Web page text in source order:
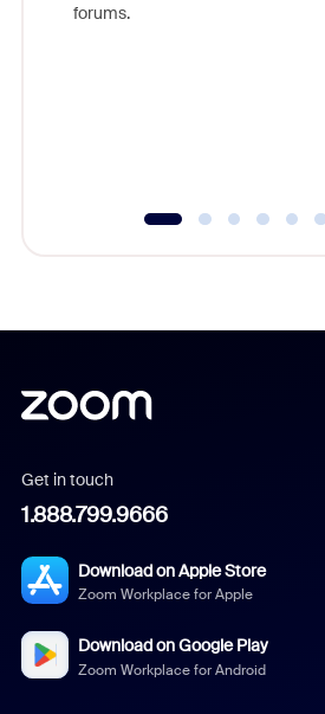
forums.
Get in touch
1.888.799.9666
Download on Apple Store
Zoom Workplace for Apple
Download on Google Play
Zoom Workplace for Android